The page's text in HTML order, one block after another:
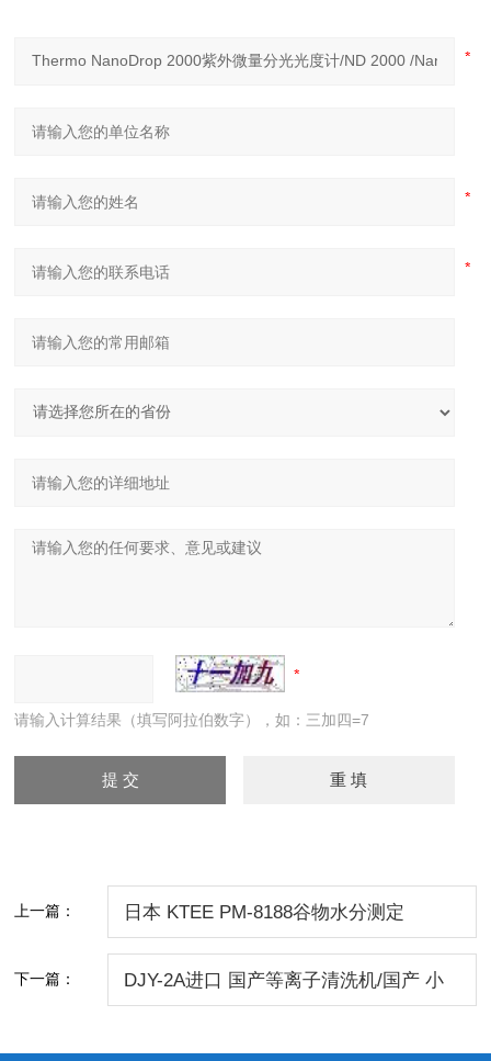
请输入计算结果（填写阿拉伯数字），如：三加四=7
上一篇： 日本 KTEE PM-8188谷物水分测定
下一篇： DJY-2A进口 国产等离子清洗机/国产 小